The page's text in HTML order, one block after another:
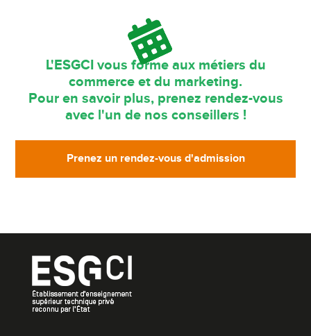
L'ESGCI vous forme aux métiers du
commerce et du marketing.
Pour en savoir plus, prenez rendez-vous
avec l'un de nos conseillers !
Prenez un rendez-vous d'admission